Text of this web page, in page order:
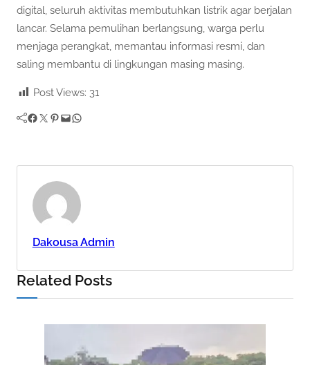
digital, seluruh aktivitas membutuhkan listrik agar berjalan
lancar. Selama pemulihan berlangsung, warga perlu
menjaga perangkat, memantau informasi resmi, dan
saling membantu di lingkungan masing masing.
Post Views: 31
Facebook Twitter Pinterest Mail WhatsApp
Dakousa Admin
Related Posts